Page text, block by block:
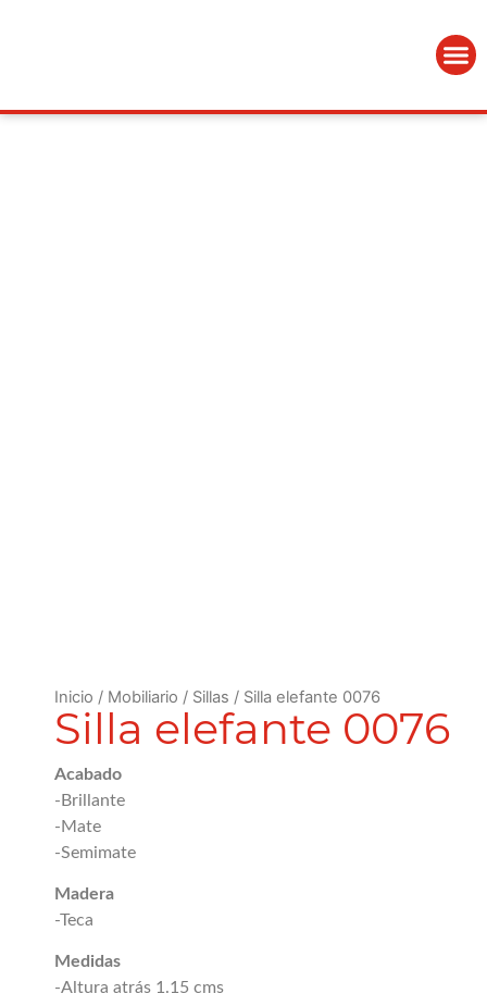
Inicio / Mobiliario / Sillas / Silla elefante 0076
Silla elefante 0076
Acabado
-Brillante
-Mate
-Semimate
Madera
-Teca
Medidas
-Altura atrás 1.15 cms